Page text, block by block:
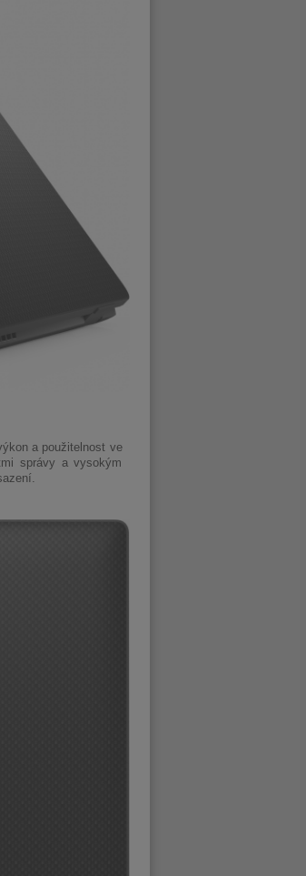
a použitelnost ve
správy a vysokým